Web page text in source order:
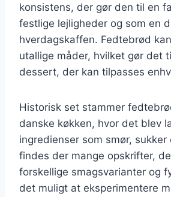
konsistens, der gør den til en
festlige lejligheder og som en
hverdagskaffen. Fedtebrød
utallige måder, hvilket gør det
dessert, der kan tilpasses
Historisk set stammer
danske køkken, hvor det blev
ingredienser som smør, sukker
findes der mange opskrifter,
forskellige smagsvarianter og
det muligt at eksperimentere